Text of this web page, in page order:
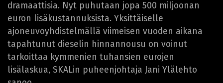
dramaattisia. Nyt puhutaan jopa 500 miljoonan
euron lisäkustannuksista. Yksittäiselle
ajoneuvoyhdistelmällä viimeisen vuoden aikana
tapahtunut dieselin hinnannousu on voinut
tarkoittaa kymmenien tuhansien eurojen
lisälaskua, SKALin puheenjohtaja Jani Ylälehto